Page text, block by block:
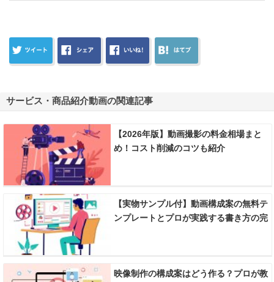
サービス・商品紹介動画の関連記事
【2026年版】動画撮影の料金相場まと
め！コスト削減のコツも紹介
【実物サンプル付】動画構成案の無料テ
ンプレートとプロが実践する書き方の完
映像制作の構成案はどう作る？プロが教